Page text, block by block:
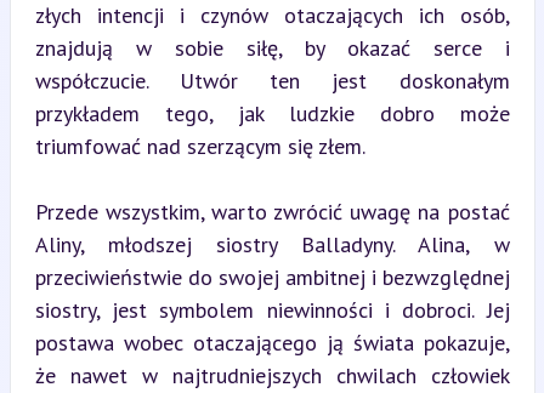
złych intencji i czynów otaczających ich osób,
znajdują w sobie siłę, by okazać serce i
współczucie. Utwór ten jest doskonałym
przykładem tego, jak ludzkie dobro może
triumfować nad szerzącym się złem.
Przede wszystkim, warto zwrócić uwagę na postać
Aliny, młodszej siostry Balladyny. Alina, w
przeciwieństwie do swojej ambitnej i bezwzględnej
siostry, jest symbolem niewinności i dobroci. Jej
postawa wobec otaczającego ją świata pokazuje,
że nawet w najtrudniejszych chwilach człowiek